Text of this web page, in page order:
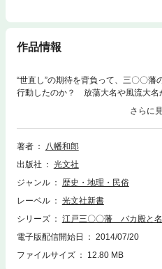
作品情報
“世直し”の期待を背負って、三〇〇藩
行動したのか？ 放蕩大名や風流大名
著者
八幡和郎
出版社
光文社
ジャンル
歴史・地理・民俗
レーベル
光文社新書
シリーズ
江戸三〇〇藩 バカ殿と
電子版配信開始日
2014/07/20
ファイルサイズ
12.80 MB